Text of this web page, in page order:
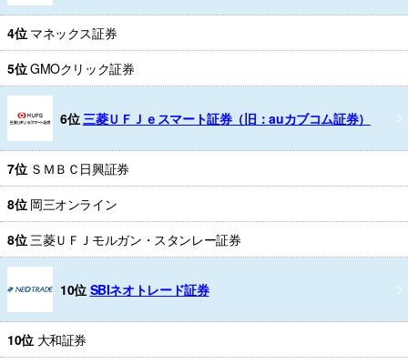
4位 マネックス証券
5位GMOクリック証券
6位 三菱ＵＦＪｅスマート証券（旧：auカブコム証券）
7位 ＳＭＢＣ日興証券
8位 岡三オンライン
8位 三菱ＵＦＪモルガン・スタンレー証券
10位 SBIネオトレード証券
10位 大和証券